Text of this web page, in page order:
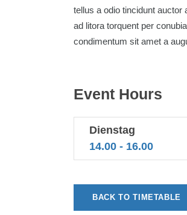
tellus a odio tincidunt auctor
ad litora torquent per
condimentum sit amet a
Event Hours
Dienstag
14.00 - 16.00
BACK TO TIMETABLE